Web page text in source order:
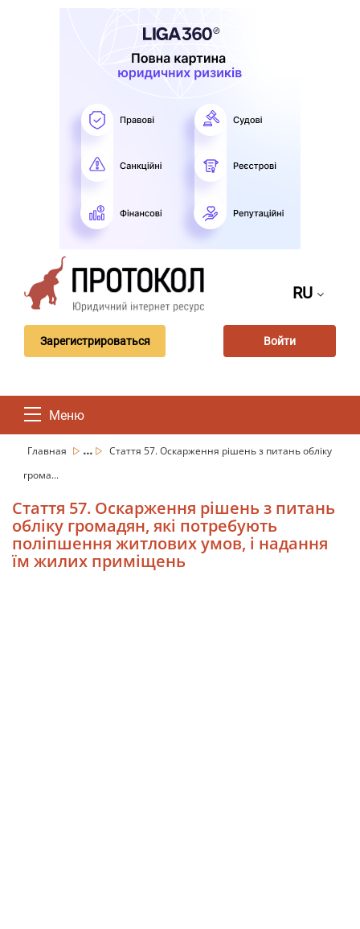
RU
Зарегистрироваться Войти
Меню
Главная ...
Стаття 57. Оскарження рішень з питань обліку
грома...
Стаття 57. Оскарження рішень з питань
обліку громадян, які потребують
поліпшення житлових умов, і надання
їм жилих приміщень